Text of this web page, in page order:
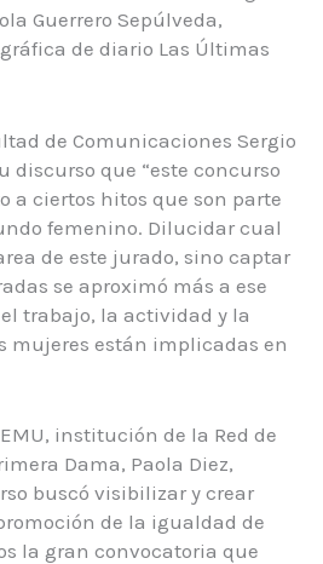
Guerrero Sepúlveda,
de diario Las Últimas
de Comunicaciones Sergio
discurso que “este concurso
a ciertos hitos que son parte
femenino. Dilucidar cual
de este jurado, sino captar
se aproximó más a ese
trabajo, la actividad y la
mujeres están implicadas en
institución de la Red de
Dama, Paola Diez,
buscó visibilizar y crear
de la igualdad de
la gran convocatoria que